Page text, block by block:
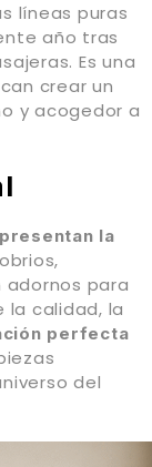
líneas puras
año tras
Es una
crear un
y acogedor a
la
para
la calidad, la
perfecta
del